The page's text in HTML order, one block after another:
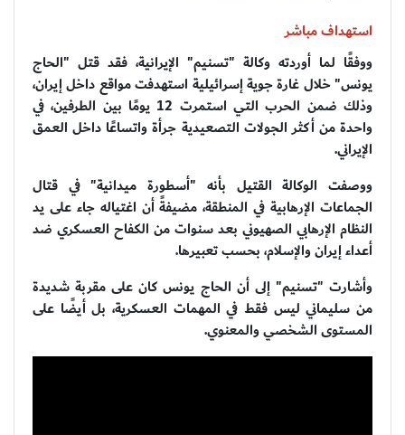
استهداف مباشر
ووفقًا لما أوردته وكالة "تسنيم" الإيرانية، فقد قتل "الحاج
يونس" خلال غارة جوية إسرائيلية استهدفت مواقع داخل إيران،
وذلك ضمن الحرب التي استمرت 12 يومًا بين الطرفين، في
واحدة من أكثر الجولات التصعيدية جرأة واتساعًا داخل العمق
الإيراني.
ووصفت الوكالة القتيل بأنه "أسطورة ميدانية" في قتال
الجماعات الإرهابية في المنطقة، مضيفةً أن اغتياله جاء على يد
النظام الإرهابي الصهيوني بعد سنوات من الكفاح العسكري ضد
أعداء إيران والإسلام، بحسب تعبيرها.
وأشارت "تسنيم" إلى أن الحاج يونس كان على مقربة شديدة
من سليماني ليس فقط في المهمات العسكرية، بل أيضًا على
المستوى الشخصي والمعنوي.